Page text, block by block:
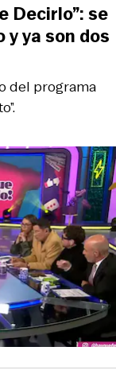
del programa
Decirlo”: se
ya son dos